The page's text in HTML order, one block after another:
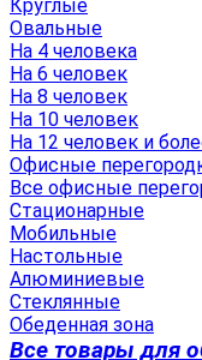
Круглые
Овальные
На 4 человека
На 6 человек
На 8 человек
На 10 человек
На 12 человек и
Офисные
Все офисные
Стационарные
Мобильные
Настольные
Алюминиевые
Стеклянные
Обеденная зона
Все товары для